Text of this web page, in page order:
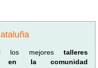
ti los mejores talleres
en la comunidad